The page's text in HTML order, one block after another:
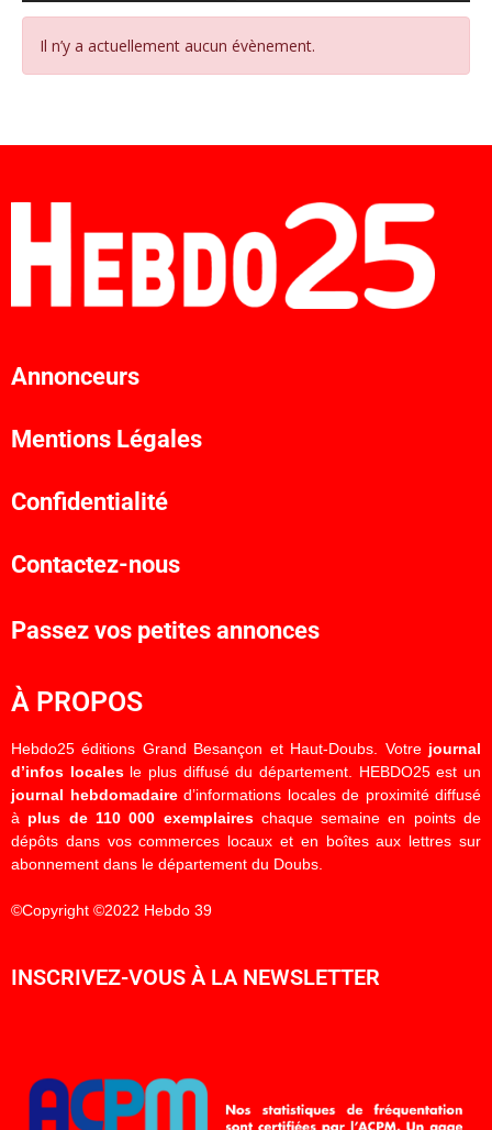
Il n’y a actuellement aucun évènement.
Annonceurs
Mentions Légales
Confidentialité
Contactez-nous
Passez vos petites annonces
À PROPOS
Hebdo25 éditions Grand Besançon et Haut-Doubs. Votre journal
d’infos localesle plus diffusé du département. HEBDO25 est un
journal hebdomadaired’informations locales de proximité diffusé
à plus de 110 000 exemplaireschaque semaine en points de
dépôts dans vos commerces locaux et en boîtes aux lettres sur
abonnement dans le département du Doubs.
©Copyright ©2022 Hebdo 39
INSCRIVEZ-VOUS À LA NEWSLETTER